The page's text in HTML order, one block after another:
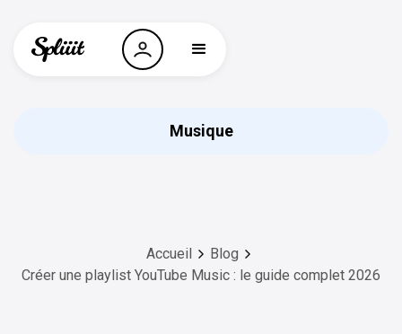
Musique
Accueil
Blog
Créer une playlist YouTube Music : le guide complet 2026